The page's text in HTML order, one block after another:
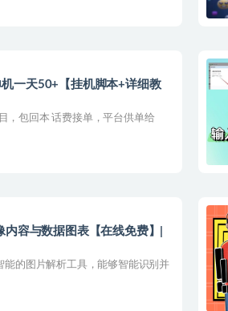
一天50+【挂机脚本+详细教
，包回本 话费接单，平台供单给
容与数据图表【在线免费】|
能的图片解析工具，能够智能识别并